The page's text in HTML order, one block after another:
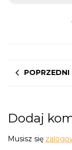
POPRZEDNI
Dodaj
Musisz się